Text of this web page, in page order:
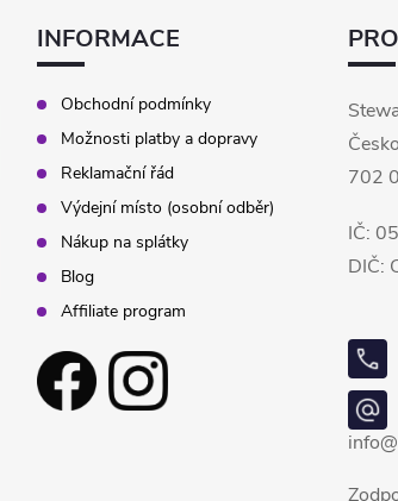
INFORMACE
Obchodní podmínky
Možnosti platby a dopravy
Reklamační řád
Výdejní místo (osobní odběr)
Nákup na splátky
Blog
Affiliate program
702
IČ:
DIČ: